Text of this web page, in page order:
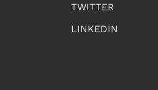
TWITTER
LINKEDIN